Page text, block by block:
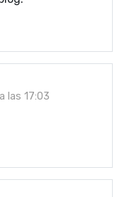
las 17:03